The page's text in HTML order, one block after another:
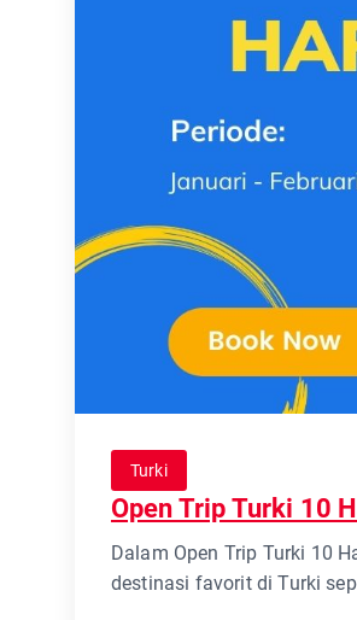
Turki
Open Trip Turki 10
Dalam Open Trip Turki 10
destinasi favorit di Turki